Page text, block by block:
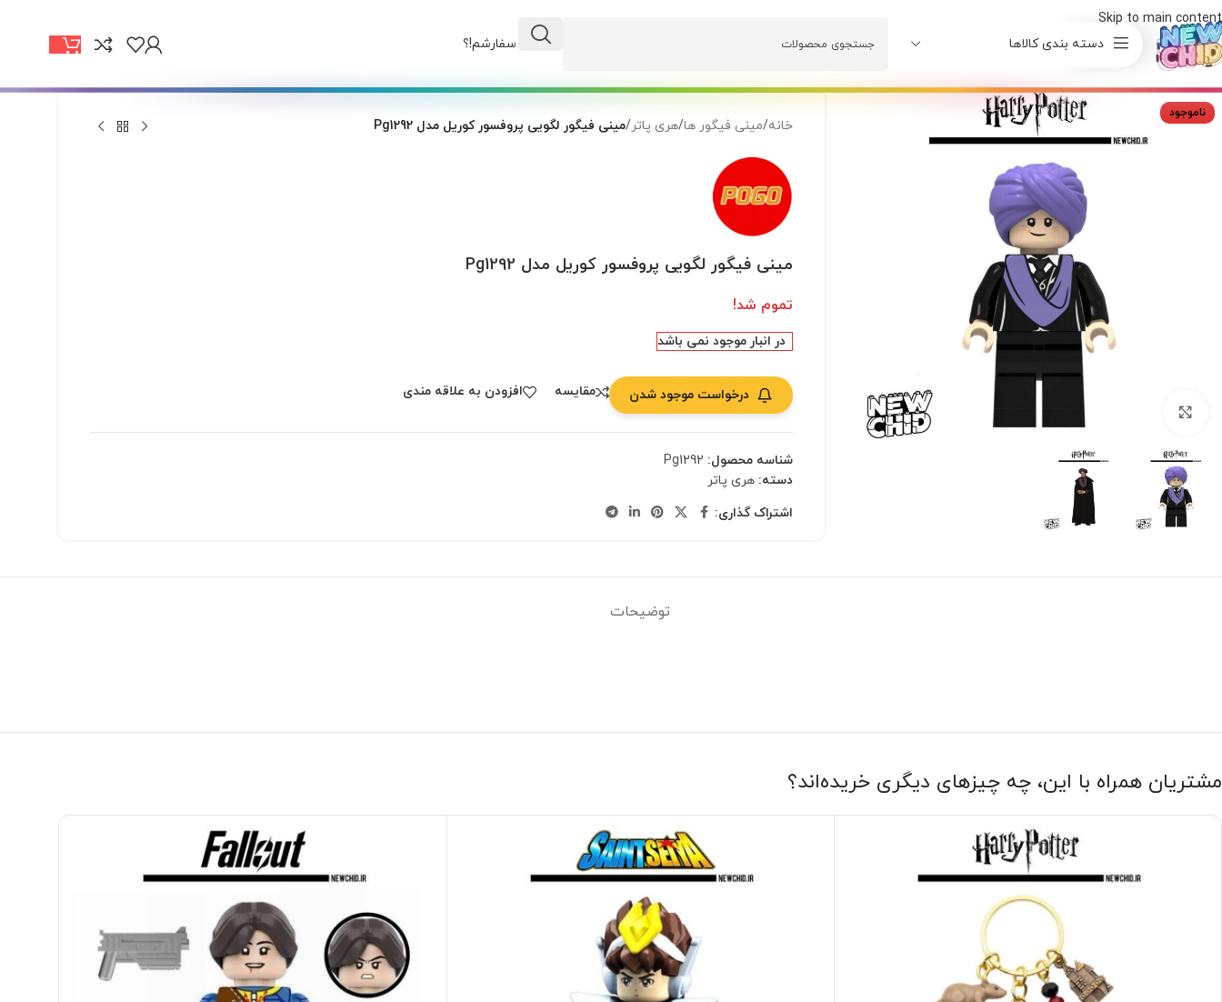
Skip to main content
دسته بندی کالاها
وضعیت سفارشم!؟
ناموجود
بزرگنمایی تصویر
خانه/مینی فیگور ها/هری پاتر/مینی فیگور لگویی پروفسور کوریل مدل Pg1292
مینی فیگور لگویی پروفسور کوریل مدل Pg1292
تموم شد!
در انبار موجود نمی باشد
درخواست موجود شدن مقایسه افزودن به علاقه مندی
شناسه محصول: Pg1292
دسته: هری پاتر
اشتراک گذاری:
توضیحات
مشتریان همراه با این، چه چیزهای دیگری خریده‌اند؟